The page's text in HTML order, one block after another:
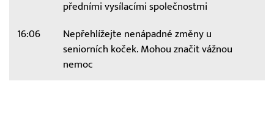
předními vysílacími společnostmi
16:06
Nepřehlížejte nenápadné změny u
seniorních koček. Mohou značit vážnou
nemoc